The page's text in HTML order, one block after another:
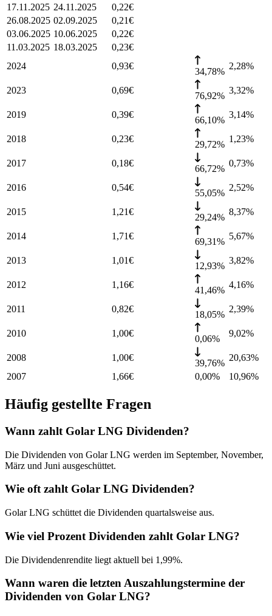
17.11.2025 24.11.2025 0,22€
26.08.2025 02.09.2025 0,21€
03.06.2025 10.06.2025 0,22€
11.03.2025 18.03.2025 0,23€
2024
0,93€
34,78%
2,28%
2023 0,69€
76,92%
3,32%
2019 0,39€
66,10%
3,14%
2018 0,23€
29,72%
1,23%
2017 0,18€
66,72%
0,73%
2016 0,54€
55,05%
2,52%
2015 1,21€
29,24%
8,37%
2014 1,71€
69,31%
5,67%
2013 1,01€
12,93%
3,82%
2012 1,16€
41,46%
4,16%
2011 0,82€
18,05%
2,39%
2010 1,00€
0,06%
9,02%
2008 1,00€
39,76%
20,63%
2007
1,66€ 0,00% 10,96%
Häufig gestellte Fragen
Wann zahlt Golar LNG Dividenden?
Die Dividenden von Golar LNG werden im September, November,
März und Juni ausgeschüttet.
Wie oft zahlt Golar LNG Dividenden?
Golar LNG schüttet die Dividenden quartalsweise aus.
Wie viel Prozent Dividenden zahlt Golar LNG?
Die Dividendenrendite liegt aktuell bei 1,99%.
Wann waren die letzten Auszahlungstermine der
Dividenden von Golar LNG?